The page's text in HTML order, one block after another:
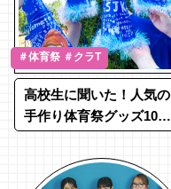
＃体育祭 ＃クラT
高校生に聞いた！人気の
手作り体育祭グッズ10選